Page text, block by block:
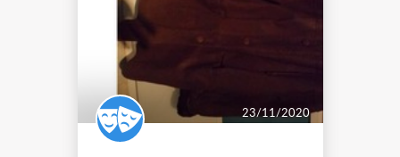
23/11/2020